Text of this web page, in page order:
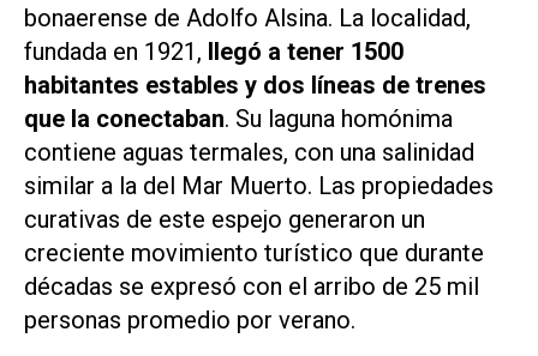
bonaerense de Adolfo Alsina. La localidad,
fundada en 1921, llegó a tener 1500
habitantes estables y dos líneas de trenes
que la conectaban. Su laguna homónima
contiene aguas termales, con una salinidad
similar a la del Mar Muerto. Las propiedades
curativas de este espejo generaron un
creciente movimiento turístico que durante
décadas se expresó con el arribo de 25 mil
personas promedio por verano.